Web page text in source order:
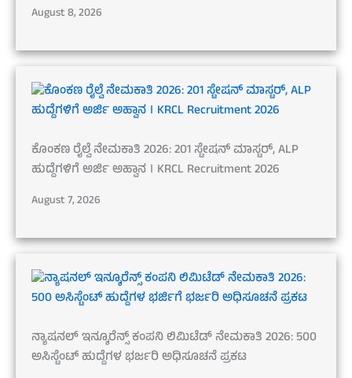
August 8, 2026
ಕೊಂಕಣ ರೈಲ್ವೆ ನೇಮಕಾತಿ 2026: 201 ಸ್ಟೇಷನ್ ಮಾಸ್ಟರ್, ALP
ಹುದ್ದೆಗಳಿಗೆ ಅರ್ಜಿ ಅಹ್ವಾನ । KRCL Recruitment 2026
August 7, 2026
ನ್ಯಾಷನಲ್ ಇನ್ಶೂರೆನ್ಸ್ ಕಂಪನಿ ಲಿಮಿಟೆಡ್ ನೇಮಕಾತಿ 2026: 500
ಅಸಿಸ್ಟೆಂಟ್ ಹುದ್ದೆಗಳ ಭರ್ಜರಿ ಅಧಿಸೂಚನೆ ಪ್ರಕಟ